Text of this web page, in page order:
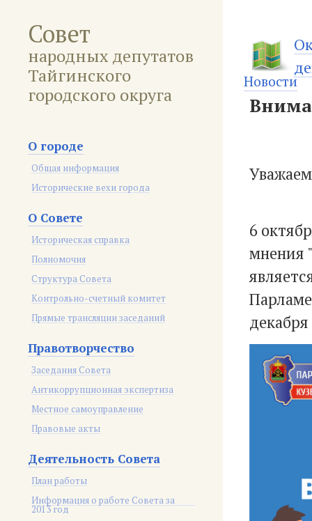
Совет
народных депутатов
Тайгинского
городского округа
О городе
Общая информация
Исторические вехи города
О Совете
Историческая справка
Полномочия
Структура Совета
Контрольно-счетный комитет
Прямые трансляции заседаний
Правотворчество
Заседания Совета
Антикоррупционная экспертиза
Местное самоуправление
Правовые акты
Деятельность Совета
План работы
Информация о работе Совета за
2013 год
Новости
6
мнения